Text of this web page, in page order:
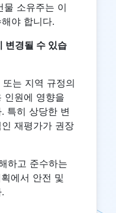
물 소유주는 이
야 합니다.
변경될 수 있습
는 지역 규정의
인원에 영향을
특히 상당한 변
재평가가 권장
하고 준수하는
에서 안전 및